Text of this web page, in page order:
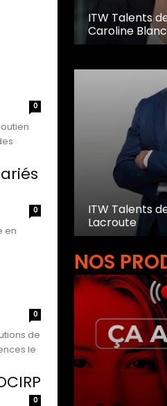
0
0
en
0
de
le
0
ITW Talents
Caroline Blanc
ITW Talents
Lacroute
NOS